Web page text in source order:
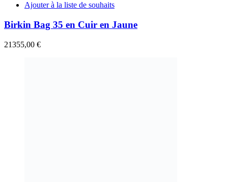
Ajouter à la liste de souhaits
Birkin Bag 35 en Cuir en Jaune
21355,00 €